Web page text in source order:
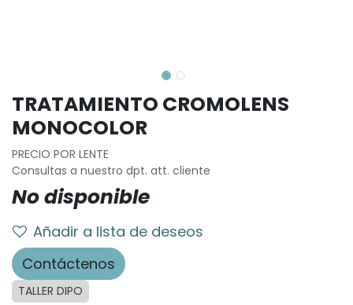
TRATAMIENTO CROMOLENS
MONOCOLOR
PRECIO POR LENTE
Consultas a nuestro dpt. att. cliente
No disponible
Añadir a lista de deseos
Contáctenos
TALLER DIPO